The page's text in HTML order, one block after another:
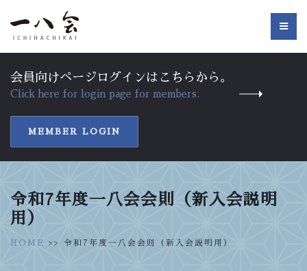
会員向けページログインはこちらから。
Click here for login page for members.
MEMBER LOGIN
令和7年度一八会会則（新入会説明
用）
HOME >> 令和7年度一八会会則（新入会説明用）